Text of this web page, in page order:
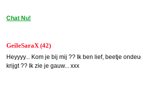
Chat Nu!
GeileSaraX (42)
Heyyyy... Kom je bij mij ?? Ik ben lief, beetje
krijgt ?? Ik zie je gauw... xxx